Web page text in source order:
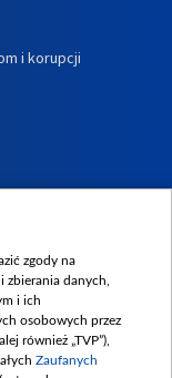
i korupcji
zgody na
zbierania danych,
i ich
osobowych przez
również „TVP”),
Zaufanych